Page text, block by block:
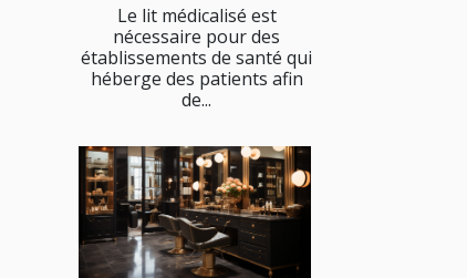
Le lit médicalisé est
nécessaire pour des
établissements de santé qui
héberge des patients afin
de...